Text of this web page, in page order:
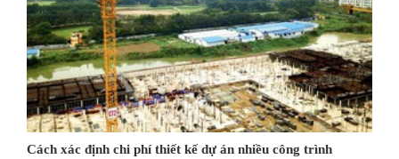
Cách xác định chi phí thiết kế dự án nhiều công trình